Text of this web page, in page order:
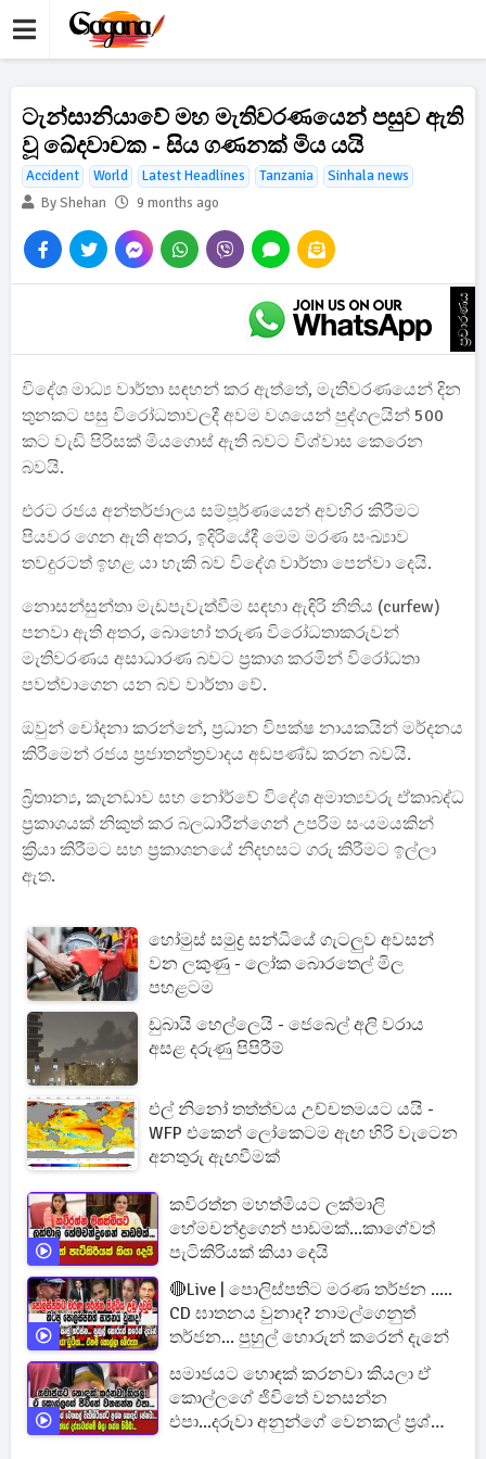
ටැන්සානියාවේ මහ මැතිවරණයෙන් පසුව ඇති
වූ ඛේදවාචක - සිය ගණනක් මිය යයි
Accident World Latest Headlines Tanzania
Sinhala news
By Shehan
9 months ago
ප්‍රචාරණය
විදේශ මාධ්‍ය වාර්තා සඳහන් කර ඇත්තේ, මැතිවරණයෙන් දින
තුනකට පසු විරෝධතාවලදී අවම වශයෙන් පුද්ගලයින් 500
කට වැඩි පිරිසක් මියගොස් ඇති බවට විශ්වාස කෙරෙන
බවයි.
එරට රජය අන්තර්ජාලය සම්පූර්ණයෙන් අවහිර කිරීමට
පියවර ගෙන ඇති අතර, ඉදිරියේදී මෙම මරණ සංඛ්‍යාව
තවදුරටත් ඉහළ යා හැකි බව විදේශ වාර්තා පෙන්වා දෙයි.
නොසන්සුන්තා මැඩපැවැත්වීම සඳහා ඇඳිරි නීතිය (curfew)
පනවා ඇති අතර, බොහෝ තරුණ විරෝධතාකරුවන්
මැතිවරණය අසාධාරණ බවට ප්‍රකාශ කරමින් විරෝධතා
පවත්වාගෙන යන බව වාර්තා වේ.
ඔවුන් චෝදනා කරන්නේ, ප්‍රධාන විපක්ෂ නායකයින් මර්දනය
කිරීමෙන් රජය ප්‍රජාතන්ත්‍රවාදය අඩපණ්ඩ කරන බවයි.
බ්‍රිතාන්‍ය, කැනඩාව සහ නෝර්වේ විදේශ අමාත්‍යවරු ඒකාබද්ධ
ප්‍රකාශයක් නිකුත් කර බලධාරීන්ගෙන් උපරිම සංයමයකින්
ක්‍රියා කිරීමට සහ ප්‍රකාශනයේ නිදහසට ගරු කිරීමට ඉල්ලා
ඇත.
හෝමුස් සමුද්‍ර සන්ධියේ ගැටලුව අවසන්
වන ලකුණු - ලෝක බොරතෙල් මිල
පහළටම
ඩුබායි හෙල්ලෙයි - ජෙබෙල් අලි වරාය
අසළ දරුණු පිපිරීම්
එල් නිනෝ තත්ත්වය උච්චතමයට යයි -
WFP එකෙන් ලෝකෙටම ඇඟ හිරි වැටෙන
අනතුරු ඇඟවීමක්
කවිරත්න මහත්මියට ලක්මාලි
හේමචන්ද්‍රගෙන් පාඩමක්...කාගේවත්
පැටිකිරියක් කියා දෙයි
🔴Live | පොලිස්පතිට මරණ තර්ජන .....
CD ඝාතනය වුනාද? නාමල්ගෙනුත්
තර්ජන... පුහුල් හොරුන් කරෙන් දැනේ
සමාජයට හොඳක් කරනවා කියලා ඒ
කොල්ලගේ ජිවිතේ වනසන්න
එපා...දරුවා අනුන්ගේ වෙනකල් ප්‍රශ්න